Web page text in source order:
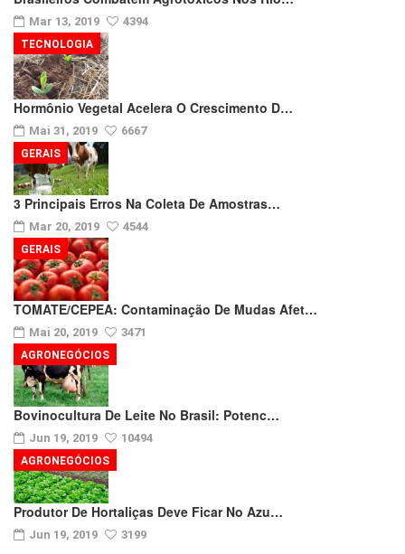
Mar 13, 2019 4394
Hormônio Vegetal Acelera O Crescimento D…
Mai 31, 2019 6667
TECNOLOGIA
3 Principais Erros Na Coleta De Amostras…
Mar 20, 2019 4544
GERAIS
TOMATE/CEPEA: Contaminação De Mudas Afet…
Mai 20, 2019 3471
GERAIS
Bovinocultura De Leite No Brasil: Potenc…
Jun 19, 2019 10494
AGRONEGÓCIOS
Produtor De Hortaliças Deve Ficar No Azu…
Jun 19, 2019 3199
AGRONEGÓCIOS